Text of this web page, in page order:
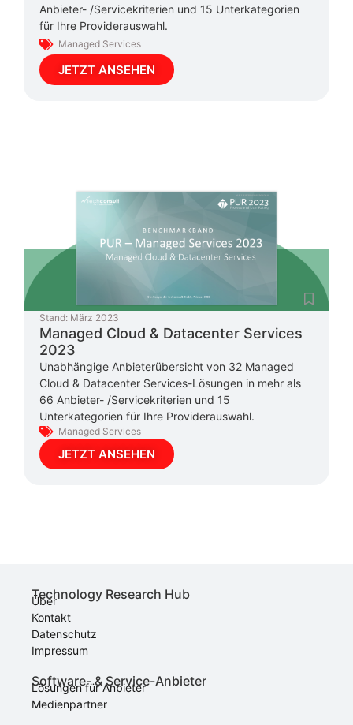
Anbieter- /Servicekriterien und 15 Unterkategorien
für Ihre Providerauswahl.
Managed Services
JETZT ANSEHEN
Stand: März 2023
Managed Cloud & Datacenter Services
2023
Unabhängige Anbieterübersicht von 32 Managed
Cloud & Datacenter Services-Lösungen in mehr als
66 Anbieter- /Servicekriterien und 15
Unterkategorien für Ihre Providerauswahl.
Managed Services
JETZT ANSEHEN
Technology Research Hub
Über
Kontakt
Datenschutz
Impressum
Software- & Service-Anbieter
Lösungen für Anbieter
Medienpartner